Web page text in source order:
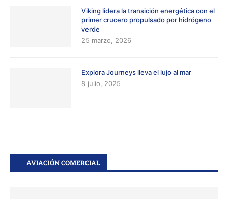
Viking lidera la transición energética con el
primer crucero propulsado por hidrógeno
verde
25 marzo, 2026
Explora Journeys lleva el lujo al mar
8 julio, 2025
AVIACIÓN COMERCIAL